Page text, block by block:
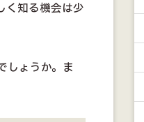
く知る機会は少
しょうか。ま